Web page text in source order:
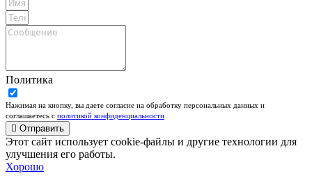
Политика
Нажимая на кнопку, вы даете согласие на обработку персональных данных и
соглашаетесь c политикой конфиденциальности
Отправить
Этот сайт использует cookie-файлы и другие технологии для
улучшения его работы.
Хорошо